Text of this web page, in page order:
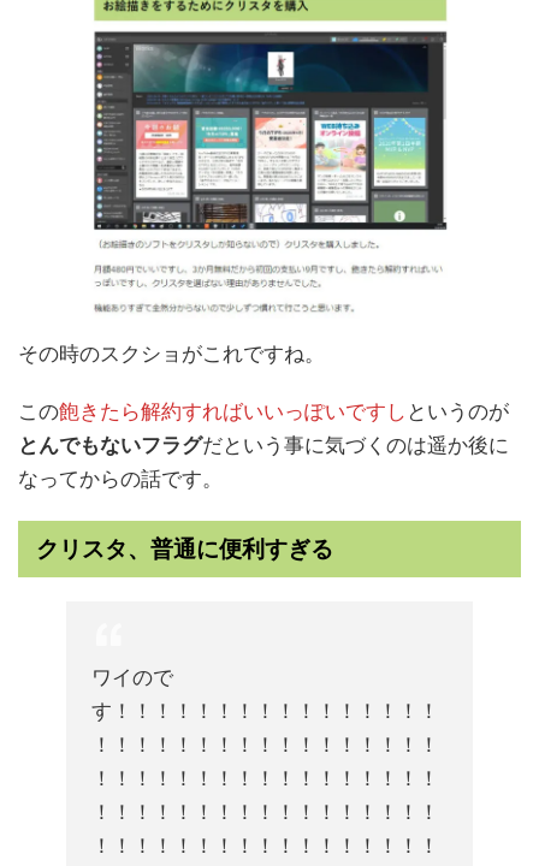
その時のスクショがこれですね。
この飽きたら解約すればいいっぽいですし というのが
とんでもないフラグだという事に気づくのは遥か後に
なってからの話です。
クリスタ、普通に便利すぎる
ワイので
す！！！！！！！！！！！！！！！！
！！！！！！！！！！！！！！！！！
！！！！！！！！！！！！！！！！！
！！！！！！！！！！！！！！！！！
！！！！！！！！！！！！！！！！！